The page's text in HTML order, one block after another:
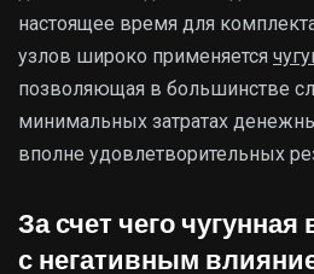
настоящее время для
узлов широко применяется
позволяющая в большинстве
минимальных затратах
вполне удовлетворительных
За счет чего чугунная
с негативным